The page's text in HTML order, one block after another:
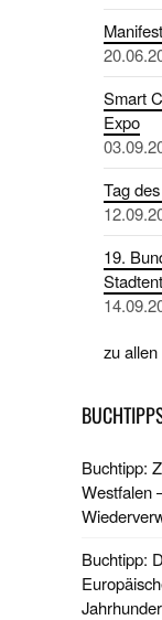
Smart
Expo
Tag
19.
zu
Buchtipp:
Westfalen
Buchtipp: